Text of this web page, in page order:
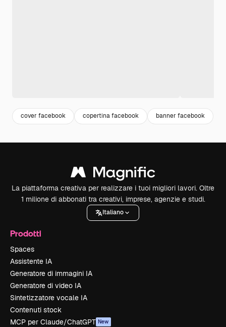
cover facebook copertina facebook banner facebook
La piattaforma creativa per realizzare i tuoi migliori lavori. Oltre
1 milione di abbonati tra creativi, imprese, agenzie e studi.
Italiano
Prodotti
Spaces
Assistente IA
Generatore di immagini IA
Generatore di video IA
Sintetizzatore vocale IA
Contenuti stock
MCP per Claude/ChatGPT New